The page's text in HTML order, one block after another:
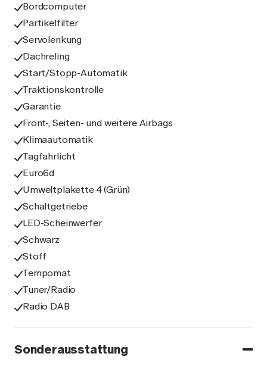
Bordcomputer
Partikelfilter
Servolenkung
Dachreling
Start/Stopp-Automatik
Traktionskontrolle
Garantie
Front-, Seiten- und weitere Airbags
Klimaautomatik
Tagfahrlicht
Euro6d
Umweltplakette 4 (Grün)
Schaltgetriebe
LED-Scheinwerfer
Schwarz
Stoff
Tempomat
Tuner/Radio
Radio DAB
Sonderausstattung